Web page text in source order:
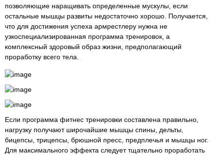
позволяющие наращивать определенные мускулы, если
остальные мышцы развиты недостаточно хорошо. Получается,
что для достижения успеха армрестлеру нужна не
узкоспециализированная программа тренировок, а
комплексный здоровый образ жизни, предполагающий
проработку всего тела.
Если программа фитнес тренировки составлена правильно,
нагрузку получают широчайшие мышцы спины, дельты,
бицепсы, трицепсы, брюшной пресс, предплечья и мышцы ног.
Для максимального эффекта следует тщательно проработать